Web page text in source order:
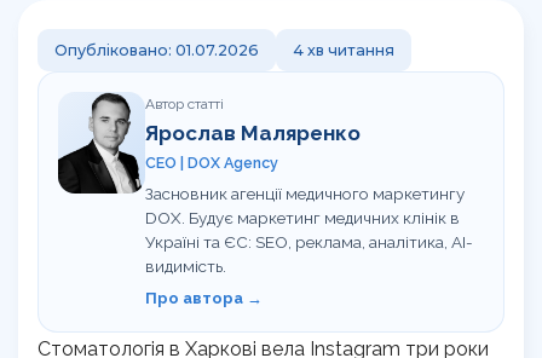
Відгуки клієнтів про агенцію DOX
Перевірка сайту на штрафи
Калькулятор LTV пацієнта
Гайд з медичного GEO
UTM-генератор
SEO-перевірка сайту клініки
Брифи
UA
Опубліковано: 01.07.2026 4 хв читання
Автор статті
Ярослав Маляренко
CEO | DOX Agency
Засновник агенції медичного маркетингу
DOX. Будує маркетинг медичних клінік в
Україні та ЄС: SEO, реклама, аналітика, AI-
видимість.
Про автора →
Стоматологія в Харкові вела Instagram три роки